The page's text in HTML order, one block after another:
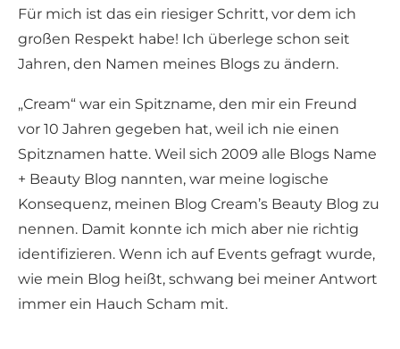
Für mich ist das ein riesiger Schritt, vor dem ich
großen Respekt habe! Ich überlege schon seit
Jahren, den Namen meines Blogs zu ändern.
„Cream“ war ein Spitzname, den mir ein Freund
vor 10 Jahren gegeben hat, weil ich nie einen
Spitznamen hatte. Weil sich 2009 alle Blogs Name
+ Beauty Blog nannten, war meine logische
Konsequenz, meinen Blog Cream’s Beauty Blog zu
nennen. Damit konnte ich mich aber nie richtig
identifizieren. Wenn ich auf Events gefragt wurde,
wie mein Blog heißt, schwang bei meiner Antwort
immer ein Hauch Scham mit.